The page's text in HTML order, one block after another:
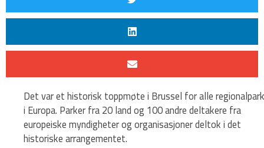
Det var et historisk toppmøte i Brussel for alle
i Europa. Parker fra 20 land og 100 andre deltakere fra
europeiske myndigheter og organisasjoner deltok i det
historiske arrangementet.